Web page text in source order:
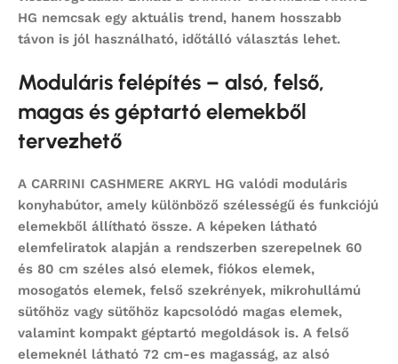
HG nemcsak egy aktuális trend, hanem hosszabb
távon is jól használható, időtálló választás lehet.
Moduláris felépítés – alsó, felső,
magas és géptartó elemekből
tervezhető
A CARRINI CASHMERE AKRYL HG valódi moduláris
konyhabútor, amely különböző szélességű és funkciójú
elemekből állítható össze. A képeken látható
elemfeliratok alapján a rendszerben szerepelnek 60
és 80 cm széles alsó elemek, fiókos elemek,
mosogatós elemek, felső szekrények, mikrohullámú
sütőhöz vagy sütőhöz kapcsolódó magas elemek,
valamint kompakt géptartó megoldások is. A felső
elemeknél látható 72 cm-es magasság, az alsó